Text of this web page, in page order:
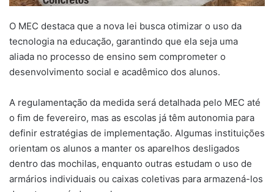
O MEC destaca que a nova lei busca otimizar o uso da
tecnologia na educação, garantindo que ela seja uma
aliada no processo de ensino sem comprometer o
desenvolvimento social e acadêmico dos alunos.
A regulamentação da medida será detalhada pelo MEC até
o fim de fevereiro, mas as escolas já têm autonomia para
definir estratégias de implementação. Algumas instituições
orientam os alunos a manter os aparelhos desligados
dentro das mochilas, enquanto outras estudam o uso de
armários individuais ou caixas coletivas para armazená-los